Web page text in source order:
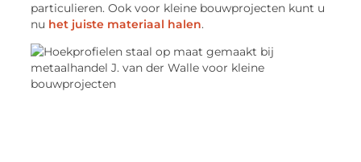
particulieren. Ook voor kleine bouwprojecten kunt u
nu het juiste materiaal halen.